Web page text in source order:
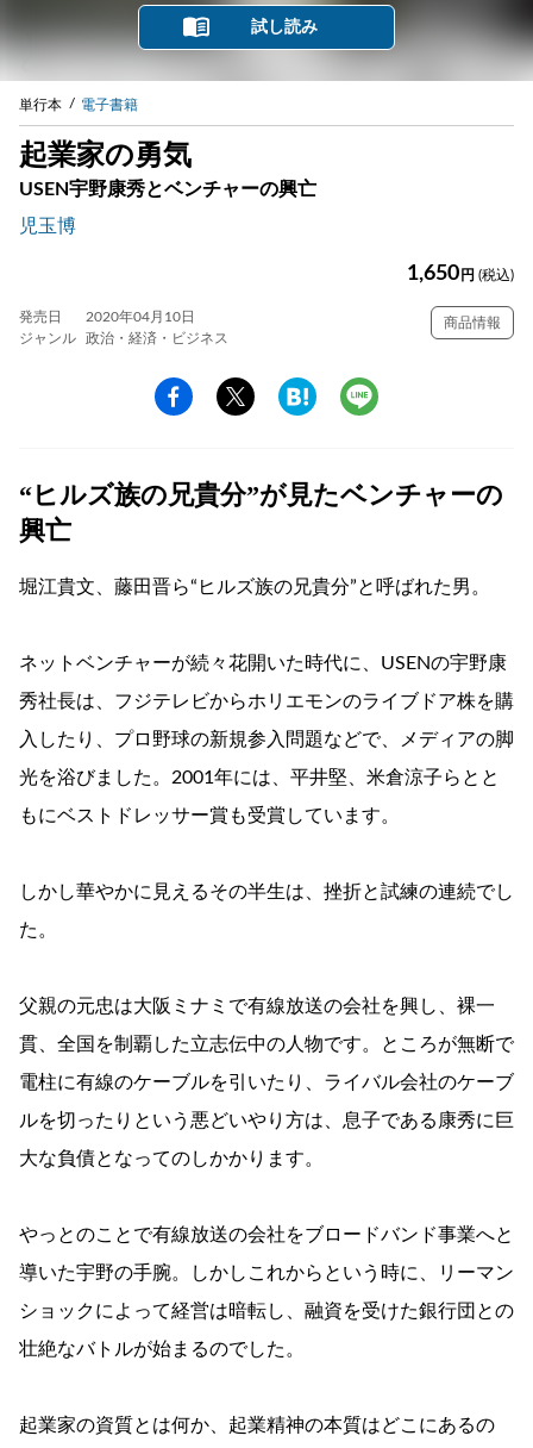
試し読み
単行本 電子書籍
起業家の勇気
USEN宇野康秀とベンチャーの興亡
児玉博
1,650 円 (税込)
発売日
2020年04月10日
ジャンル
政治・経済・ビジネス
商品情報
“ヒルズ族の兄貴分”が見たベンチャーの
興亡
堀江貴文、藤田晋ら“ヒルズ族の兄貴分”と呼ばれた男。
ネットベンチャーが続々花開いた時代に、USENの宇野康
秀社長は、フジテレビからホリエモンのライブドア株を購
入したり、プロ野球の新規参入問題などで、メディアの脚
光を浴びました。2001年には、平井堅、米倉涼子らとと
もにベストドレッサー賞も受賞しています。
しかし華やかに見えるその半生は、挫折と試練の連続でし
た。
父親の元忠は大阪ミナミで有線放送の会社を興し、裸一
貫、全国を制覇した立志伝中の人物です。ところが無断で
電柱に有線のケーブルを引いたり、ライバル会社のケーブ
ルを切ったりという悪どいやり方は、息子である康秀に巨
大な負債となってのしかかります。
やっとのことで有線放送の会社をブロードバンド事業へと
導いた宇野の手腕。しかしこれからという時に、リーマン
ショックによって経営は暗転し、融資を受けた銀行団との
壮絶なバトルが始まるのでした。
起業家の資質とは何か、起業精神の本質はどこにあるの